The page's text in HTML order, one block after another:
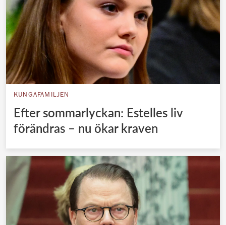
KUNGAFAMILJEN
Efter sommarlyckan: Estelles liv
förändras – nu ökar kraven